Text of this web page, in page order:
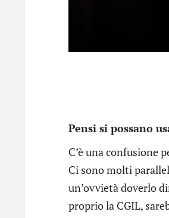
Pensi si possano
C’è una confusione
Ci sono molti
un’ovvietà doverlo
proprio la CGIL,